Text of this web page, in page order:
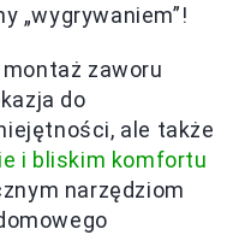
„wygrywaniem”!
zaworu
do
ale także
i bliskim komfortu
narzędziom